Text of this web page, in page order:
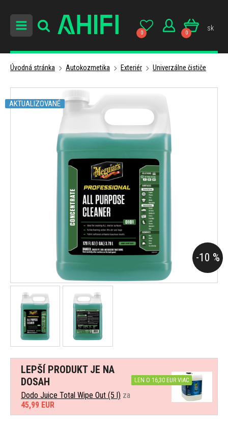
0 0
sk
Úvodná stránka Autokozmetika Exteriér Univerzálne čističe
-10 %
AKTUALIZOVANÉ
LEPŠÍ PRODUKT JE NA
DOSAH
Dodo Juice Total Wipe Out (5 l) za
45,99 EUR
LEN O 16,30 EUR VIAC